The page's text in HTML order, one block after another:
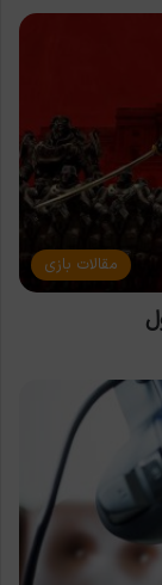
مقالات بازی